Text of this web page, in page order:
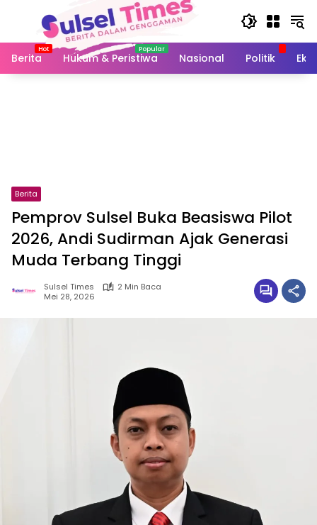
Berita
Hukum & Peristiwa Nasional Politik
Berita
Pemprov Sulsel Buka Beasiswa Pilot
2026, Andi Sudirman Ajak Generasi
Muda Terbang Tinggi
Sulsel Times
2 Min Baca
Mei 28, 2026